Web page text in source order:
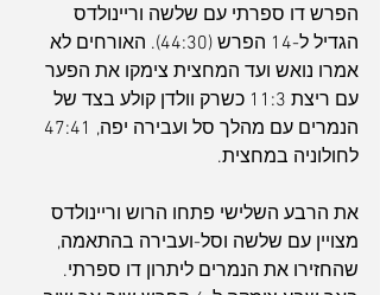
הפרש דו ספרתי עם שלשה וריינולדס
הגדיל ל-14 הפרש (44:30). האורחים לא
אמרו נואש ועד המחצית צימקו את הפער
עם ריצת 11:3 כשרק וולדן קולע בצד של
לחולוניה במחצית.
את הרבע השלישי פתחו הרוש וריינולדס
מצויין עם שלשה וסל-ועבירה בהתאמה,
שהחזירו את הנמרים ליתרון דו ספרתי.